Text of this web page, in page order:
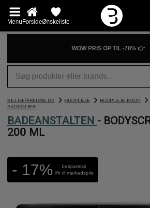
MenuForsideØnskeliste
WOW PRIS OP TIL -70% 👉
BILLIGPARFUME.DK HUDPLEJE HUDPLEJE KROP
BADEOLIER
BADEANSTALTEN -
200 ML
- 17%
besparelse
ifh til markedspris